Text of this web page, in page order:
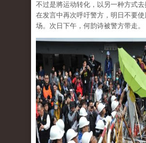
不过是將运动转化，以另一种方式
在发言中再次呼吁警方，明日不要
场。次日下午，何韵诗被警方带走。